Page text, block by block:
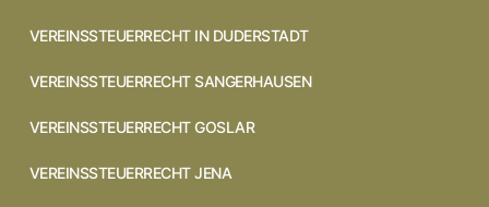
VEREINSSTEUERRECHT IN DUDERSTADT
VEREINSSTEUERRECHT SANGERHAUSEN
VEREINSSTEUERRECHT GOSLAR
VEREINSSTEUERRECHT JENA